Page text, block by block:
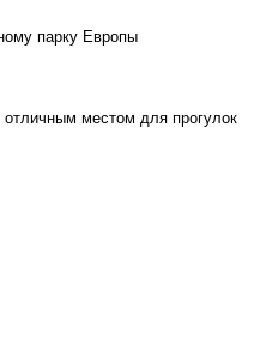
парку Европы
местом для прогулок